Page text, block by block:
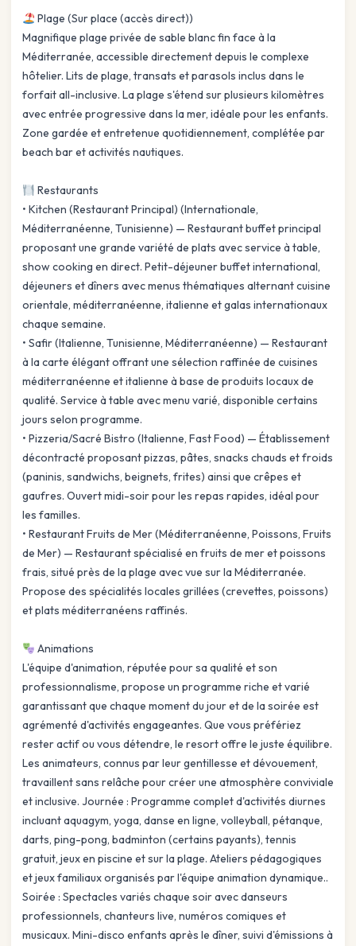
Plage (Sur place (accès direct))
Magnifique plage privée de sable blanc fin face à la
Méditerranée, accessible directement depuis le complexe
hôtelier. Lits de plage, transats et parasols inclus dans le
forfait all-inclusive. La plage s'étend sur plusieurs kilomètres
avec entrée progressive dans la mer, idéale pour les enfants.
Zone gardée et entretenue quotidiennement, complétée par
beach bar et activités nautiques.
Restaurants
• Kitchen (Restaurant Principal) (Internationale,
Méditerranéenne, Tunisienne) — Restaurant buffet principal
proposant une grande variété de plats avec service à table,
show cooking en direct. Petit-déjeuner buffet international,
déjeuners et dîners avec menus thématiques alternant cuisine
orientale, méditerranéenne, italienne et galas internationaux
chaque semaine.
• Safir (Italienne, Tunisienne, Méditerranéenne) — Restaurant
à la carte élégant offrant une sélection raffinée de cuisines
méditerranéenne et italienne à base de produits locaux de
qualité. Service à table avec menu varié, disponible certains
jours selon programme.
• Pizzeria/Sacré Bistro (Italienne, Fast Food) — Établissement
décontracté proposant pizzas, pâtes, snacks chauds et froids
(paninis, sandwichs, beignets, frites) ainsi que crêpes et
gaufres. Ouvert midi-soir pour les repas rapides, idéal pour
les familles.
• Restaurant Fruits de Mer (Méditerranéenne, Poissons, Fruits
de Mer) — Restaurant spécialisé en fruits de mer et poissons
frais, situé près de la plage avec vue sur la Méditerranée.
Propose des spécialités locales grillées (crevettes, poissons)
et plats méditerranéens raffinés.
Animations
L'équipe d'animation, réputée pour sa qualité et son
professionnalisme, propose un programme riche et varié
garantissant que chaque moment du jour et de la soirée est
agrémenté d'activités engageantes. Que vous préfériez
rester actif ou vous détendre, le resort offre le juste équilibre.
Les animateurs, connus par leur gentillesse et dévouement,
travaillent sans relâche pour créer une atmosphère conviviale
et inclusive. Journée : Programme complet d'activités diurnes
incluant aquagym, yoga, danse en ligne, volleyball, pétanque,
darts, ping-pong, badminton (certains payants), tennis
gratuit, jeux en piscine et sur la plage. Ateliers pédagogiques
et jeux familiaux organisés par l'équipe animation dynamique..
Soirée : Spectacles variés chaque soir avec danseurs
professionnels, chanteurs live, numéros comiques et
musicaux. Mini-disco enfants après le dîner, suivi d'émissions à